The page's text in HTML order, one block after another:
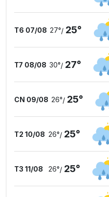
T6 07/08 27°/ 25°
T7 08/08 30°/ 27°
CN 09/08 26°/ 25°
T2 10/08 26°/ 25°
T3 11/08 26°/ 25°